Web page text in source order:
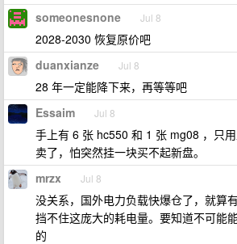
someonesnone Jul 8
2028-2030 恢复原价吧
duanxianze Jul 8
28 年一定能降下来，再等等吧
Essaim Jul 8
手上有 6 张 hc550 和 1 张 mg08 ，只
卖了，怕突然挂一块买不起新盘。
mrzx Jul 8
没关系，国外电力负载快爆仓了，就算
挡不住这庞大的耗电量。要知道不可能
的